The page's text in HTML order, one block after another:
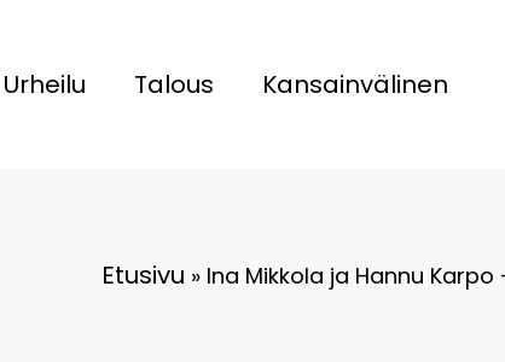
Urheilu Talous Kansainvälinen
Etusivu » Ina Mikkola ja Hannu